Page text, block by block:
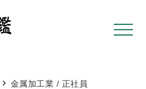
金属加工業 / 正社員